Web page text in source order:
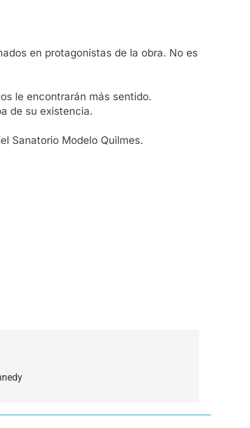
en protagonistas de la obra. No es
le encontrarán más sentido.
de su existencia.
Sanatorio Modelo Quilmes.